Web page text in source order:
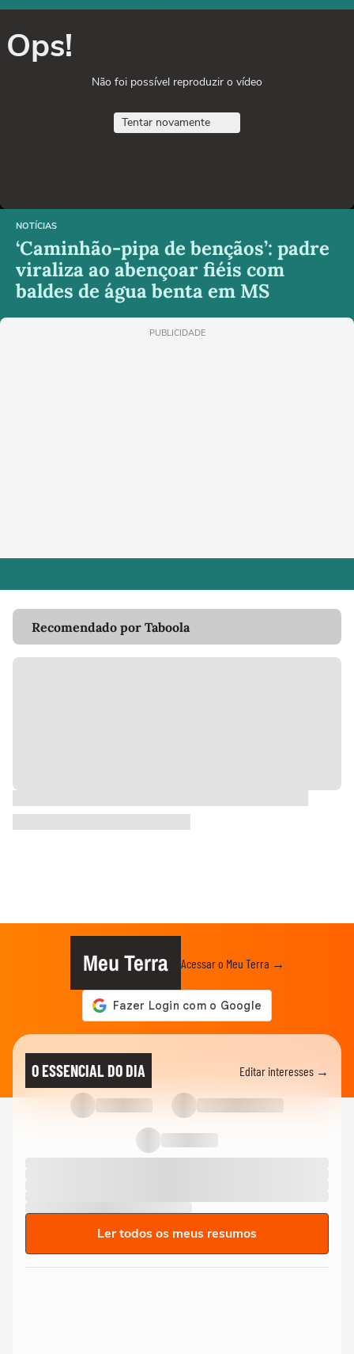
Ops!
Não foi possível reproduzir o vídeo
Tentar novamente
NOTÍCIAS
‘Caminhão-pipa de bençãos’: padre
viraliza ao abençoar fiéis com
baldes de água benta em MS
PUBLICIDADE
Recomendado por Taboola
Meu Terra Acessar o Meu Terra →
O ESSENCIAL DO DIA Editar interesses →
Ler todos os meus resumos